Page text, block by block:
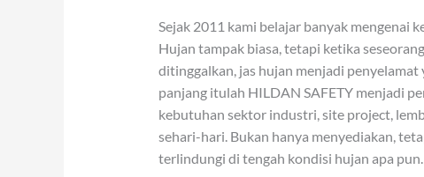
Sejak 2011 kami belajar banyak mengenai
Hujan tampak biasa, tetapi ketika
ditinggalkan, jas hujan menjadi
panjang itulah HILDAN SAFETY menjadi
kebutuhan sektor industri, site project,
sehari-hari. Bukan hanya menyediakan,
terlindungi di tengah kondisi hujan apa pun.